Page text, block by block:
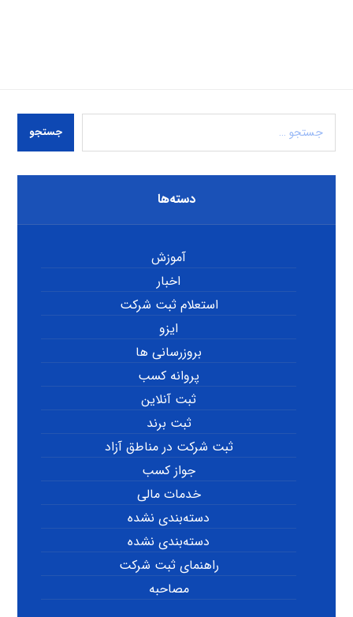
جستجو
دسته‌ها
آموزش
اخبار
استعلام ثبت شرکت
ایزو
بروزرسانی ها
پروانه کسب
ثبت آنلاین
ثبت برند
ثبت شرکت در مناطق آزاد
جواز کسب
خدمات مالی
دسته‌بندی نشده
دسته‌بندی نشده
راهنمای ثبت شرکت
مصاحبه